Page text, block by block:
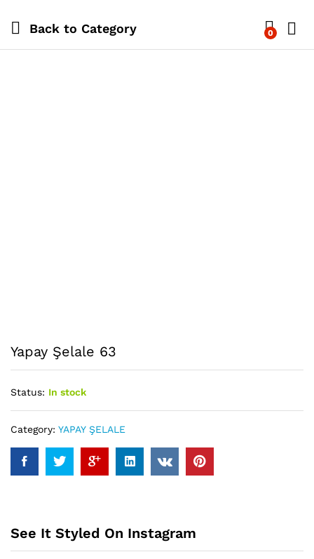
Back to Category 0
Yapay Şelale 63
Status: In stock
Category: YAPAY ŞELALE
See It Styled On Instagram